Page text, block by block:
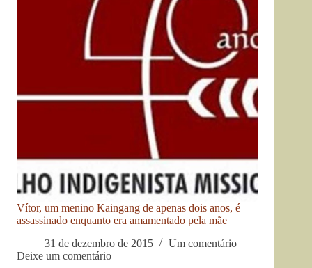
Vítor, um menino Kaingang de apenas dois anos, é
assassinado enquanto era amamentado pela mãe
31 de dezembro de 2015
Um comentário
Deixe um comentário